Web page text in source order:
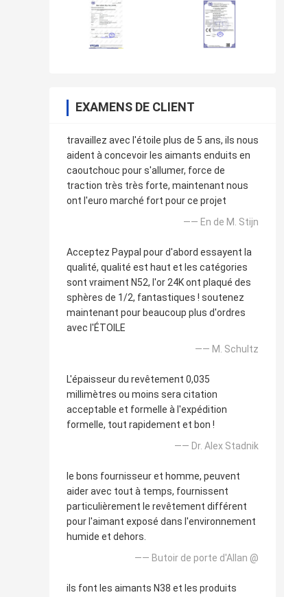
EXAMENS DE CLIENT
travaillez avec l'étoile plus de 5 ans, ils nous
aident à concevoir les aimants enduits en
caoutchouc pour s'allumer, force de
traction très très forte, maintenant nous
ont l'euro marché fort pour ce projet
—— En de M. Stijn
Acceptez Paypal pour d'abord essayent la
qualité, qualité est haut et les catégories
sont vraiment N52, l'or 24K ont plaqué des
sphères de 1/2, fantastiques ! soutenez
maintenant pour beaucoup plus d'ordres
avec l'ÉTOILE
—— M. Schultz
L'épaisseur du revêtement 0,035
millimètres ou moins sera citation
acceptable et formelle à l'expédition
formelle, tout rapidement et bon !
—— Dr. Alex Stadnik
le bons fournisseur et homme, peuvent
aider avec tout à temps, fournissent
particulièrement le revêtement différent
pour l'aimant exposé dans l'environnement
humide et dehors.
—— Butoir de porte d'Allan @
ils font les aimants N38 et les produits